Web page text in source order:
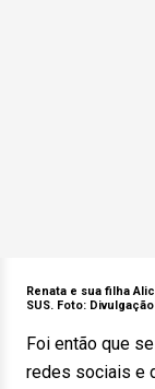
Renata e sua filha
SUS. Foto: Divulgação
Foi então que
redes sociais e